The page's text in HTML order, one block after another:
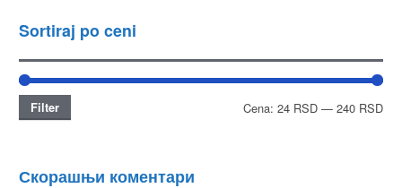
Sortiraj po ceni
Filter Cena:24 RSD —240 RSD
Скорашњи коментари